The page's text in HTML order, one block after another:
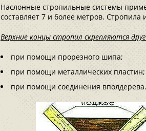
Наслонные стропильные системы
составляет 7 и более метров.
Верхние концы стропил скрепляются
при помощи прорезного шипа;
при помощи металлических пластин;
при помощи соединения вполдерева.